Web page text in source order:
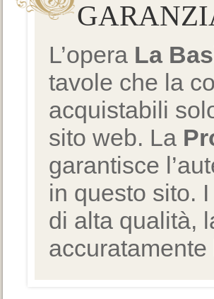
L’opera La
tavole che la
acquistabili
sito web. La
garantisce
in questo sito.
di alta qualità,